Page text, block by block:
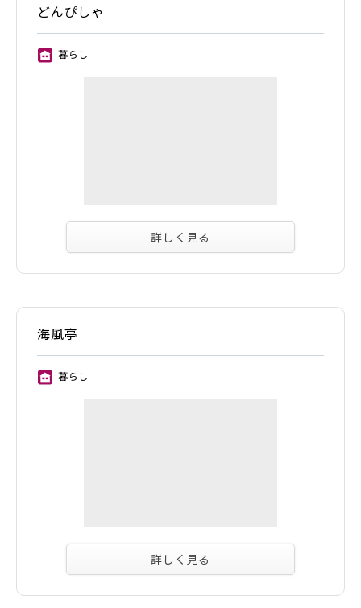
どんぴしゃ
⑪ 暮らし
詳しく見る
海風亭
⑪ 暮らし
詳しく見る